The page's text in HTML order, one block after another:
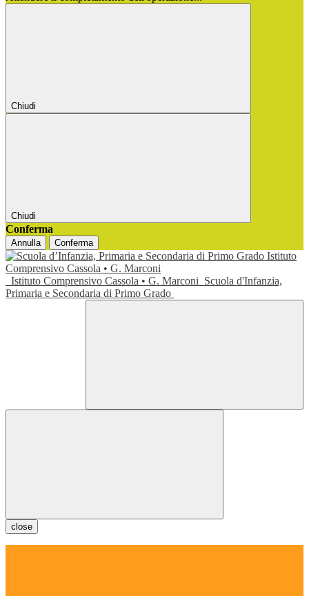
Chiudi
Chiudi
Conferma
Annulla Conferma
Istituto Comprensivo Cassola • G. Marconi Scuola d'Infanzia,
Primaria e Secondaria di Primo Grado
close